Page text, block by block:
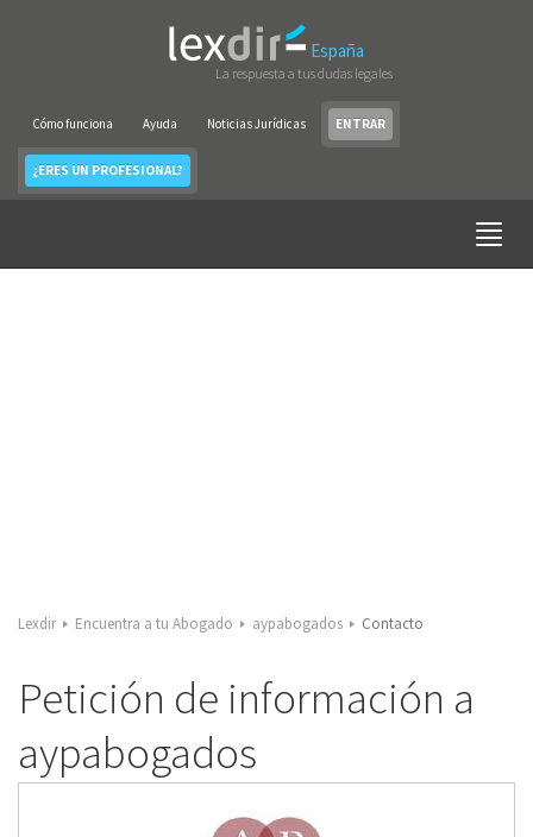
España
La respuesta a tus dudas legales
Cómo funciona Ayuda Noticias Jurídicas ENTRAR
¿ERES UN PROFESIONAL?
Lexdir Encuentra a tu Abogado aypabogados Contacto
Petición de información a
aypabogados